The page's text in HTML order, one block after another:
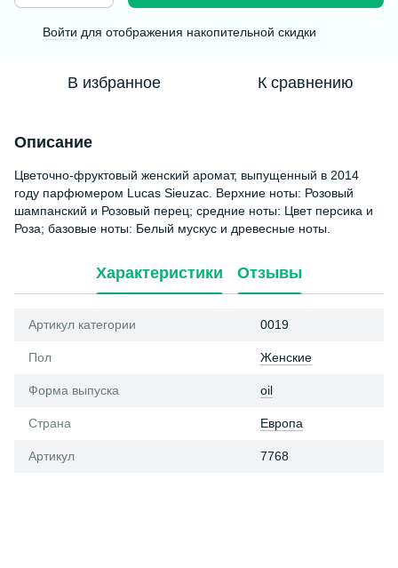
Войти для отображения накопительной скидки
В избранное К сравнению
Описание
Цветочно-фруктовый женский аромат, выпущенный в 2014
году парфюмером Lucas Sieuzac. Верхние ноты: Розовый
шампанский и Розовый перец; средние ноты: Цвет персика и
Роза; базовые ноты: Белый мускус и древесные ноты.
Характеристики Отзывы
Артикул категории 0019
Пол Женские
Форма выпуска oil
Страна Европа
Артикул 7768